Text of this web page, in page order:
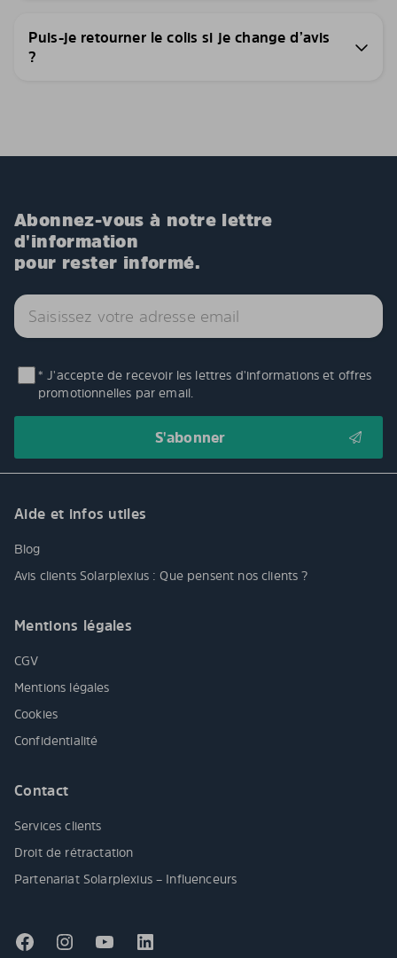
Puis-je retourner le colis si je change d’avis
?
Abonnez-vous à notre lettre
d'information
pour rester informé.
* J'accepte de recevoir les lettres d'informations et offres
promotionnelles par email.
Aide et infos utiles
Blog
Avis clients Solarplexius : Que pensent nos clients ?
Mentions légales
CGV
Mentions légales
Cookies
Confidentialité
Contact
Services clients
Droit de rétractation
Partenariat Solarplexius – Influenceurs